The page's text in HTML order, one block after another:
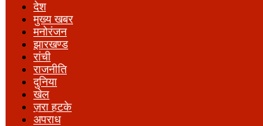
देश
मुख्य खबर
मनोरंजन
झारखण्ड
रांची
राजनीति
दुनिया
खेल
ज़रा हटके
अपराध